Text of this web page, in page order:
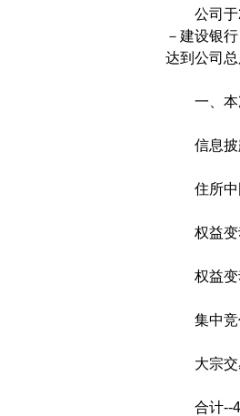
公司于
－建设银
达到公司
一、本
信息披露
住所中国
权益变动
权益变动
集中竞价
大宗交易
合计--